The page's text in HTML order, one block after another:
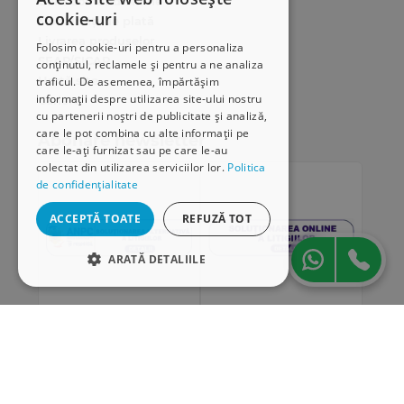
cookie-uri
Folosim cookie-uri pentru a personaliza
conținutul, reclamele și pentru a ne analiza
traficul. De asemenea, împărtășim
informații despre utilizarea site-ului nostru
cu partenerii noștri de publicitate și analiză,
care le pot combina cu alte informații pe
care le-ați furnizat sau pe care le-au
colectat din utilizarea serviciilor lor. Politica
de confidențialitate
ACCEPTĂ TOATE REFUZĂ TOT
ARATĂ DETALIILE
Modalități de plată
Livrarea produselor
SEAP/SICAP
Hartă site
Cariere
Abonare newsletter